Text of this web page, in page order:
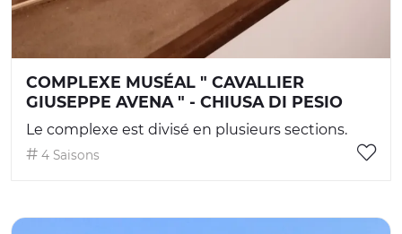
COMPLEXE MUSÉAL " CAVALLIER
GIUSEPPE AVENA " - CHIUSA DI PESIO
Le complexe est divisé en plusieurs sections.
4 Saisons